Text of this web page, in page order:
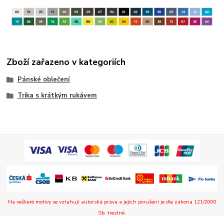
Zboží zařazeno v kategoriích
Pánské oblečení
Trika s krátkým rukávem
Na veškeré motivy se vztahují autorská práva a jejich porušení je dle zákona 121/2000
Sb. trestné.